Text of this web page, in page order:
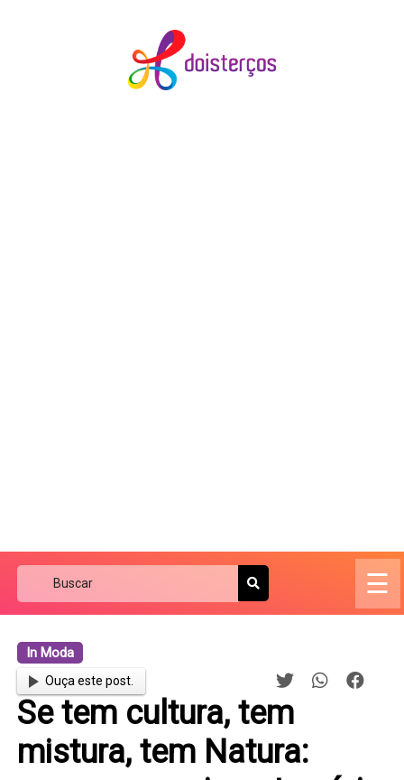
☰
In Moda
Ouça este post.
Se tem cultura, tem
mistura, tem Natura: